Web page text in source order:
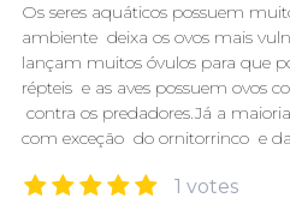
Os seres aquáticos possuem
ambiente deixa os ovos mais
lançam muitos óvulos para que
répteis e as aves possuem ovos
contra os predadores.Já a
com exceção do ornitorrinco e
1 votes